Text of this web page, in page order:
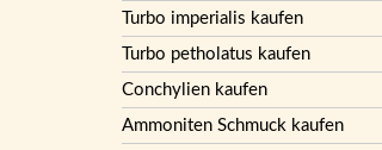
Turbo imperialis kaufen
Turbo petholatus kaufen
Conchylien kaufen
Ammoniten Schmuck kaufen